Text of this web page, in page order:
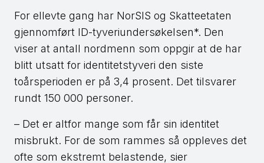
For ellevte gang har NorSIS og Skatteetaten
gjennomført ID-tyveriundersøkelsen*. Den
viser at antall nordmenn som oppgir at de har
blitt utsatt for identitetstyveri den siste
toårsperioden er på 3,4 prosent. Det tilsvarer
rundt 150 000 personer.
– Det er altfor mange som får sin identitet
misbrukt. For de som rammes så oppleves det
ofte som ekstremt belastende, sier